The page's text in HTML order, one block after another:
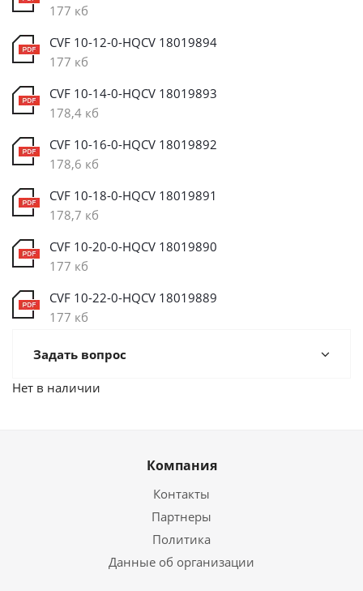
177 кб
CVF 10-12-0-HQCV 18019894
177 кб
CVF 10-14-0-HQCV 18019893
178,4 кб
CVF 10-16-0-HQCV 18019892
178,6 кб
CVF 10-18-0-HQCV 18019891
178,7 кб
CVF 10-20-0-HQCV 18019890
177 кб
CVF 10-22-0-HQCV 18019889
177 кб
Задать вопрос
Нет в наличии
Компания
Контакты
Партнеры
Политика
Данные об организации